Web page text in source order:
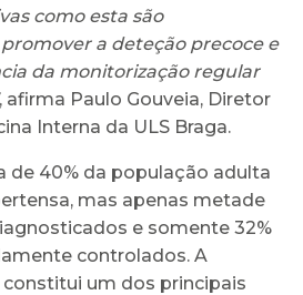
como esta são
a deteção precoce e
da monitorização regular
, afirma Paulo Gouveia, Diretor
Interna da ULS Braga.
de 40% da população adulta
mas apenas metade
e somente 32%
controlados. A
um dos principais